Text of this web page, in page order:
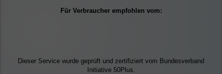
Für Verbraucher empfohlen vom:
Dieser Service wurde geprüft und zertifiziert vom Bundesverband
Initiative 50Plus.